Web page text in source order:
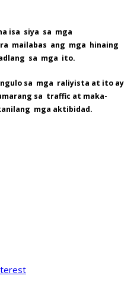
isa siya sa mga
mailabas ang mga hinaing
sa mga ito.
sa mga raliyista at ito ay
sa traffic at maka-
mga aktibidad.